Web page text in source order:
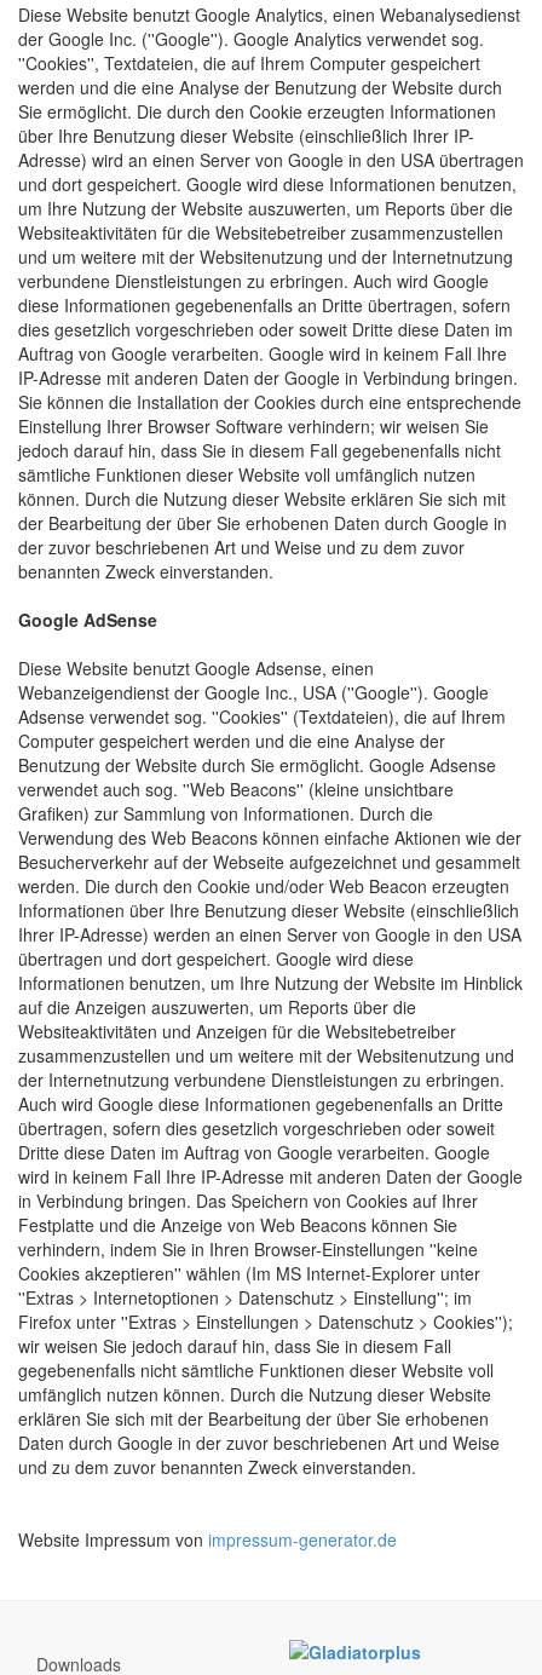
Diese Website benutzt Google Analytics, einen Webanalysedienst
der Google Inc. (''Google''). Google Analytics verwendet sog.
''Cookies'', Textdateien, die auf Ihrem Computer gespeichert
werden und die eine Analyse der Benutzung der Website durch
Sie ermöglicht. Die durch den Cookie erzeugten Informationen
über Ihre Benutzung dieser Website (einschließlich Ihrer IP-
Adresse) wird an einen Server von Google in den USA übertragen
und dort gespeichert. Google wird diese Informationen benutzen,
um Ihre Nutzung der Website auszuwerten, um Reports über die
Websiteaktivitäten für die Websitebetreiber zusammenzustellen
und um weitere mit der Websitenutzung und der Internetnutzung
verbundene Dienstleistungen zu erbringen. Auch wird Google
diese Informationen gegebenenfalls an Dritte übertragen, sofern
dies gesetzlich vorgeschrieben oder soweit Dritte diese Daten im
Auftrag von Google verarbeiten. Google wird in keinem Fall Ihre
IP-Adresse mit anderen Daten der Google in Verbindung bringen.
Sie können die Installation der Cookies durch eine entsprechende
Einstellung Ihrer Browser Software verhindern; wir weisen Sie
jedoch darauf hin, dass Sie in diesem Fall gegebenenfalls nicht
sämtliche Funktionen dieser Website voll umfänglich nutzen
können. Durch die Nutzung dieser Website erklären Sie sich mit
der Bearbeitung der über Sie erhobenen Daten durch Google in
der zuvor beschriebenen Art und Weise und zu dem zuvor
benannten Zweck einverstanden.
Google AdSense
Diese Website benutzt Google Adsense, einen
Webanzeigendienst der Google Inc., USA (''Google''). Google
Adsense verwendet sog. ''Cookies'' (Textdateien), die auf Ihrem
Computer gespeichert werden und die eine Analyse der
Benutzung der Website durch Sie ermöglicht. Google Adsense
verwendet auch sog. ''Web Beacons'' (kleine unsichtbare
Grafiken) zur Sammlung von Informationen. Durch die
Verwendung des Web Beacons können einfache Aktionen wie der
Besucherverkehr auf der Webseite aufgezeichnet und gesammelt
werden. Die durch den Cookie und/oder Web Beacon erzeugten
Informationen über Ihre Benutzung dieser Website (einschließlich
Ihrer IP-Adresse) werden an einen Server von Google in den USA
übertragen und dort gespeichert. Google wird diese
Informationen benutzen, um Ihre Nutzung der Website im Hinblick
auf die Anzeigen auszuwerten, um Reports über die
Websiteaktivitäten und Anzeigen für die Websitebetreiber
zusammenzustellen und um weitere mit der Websitenutzung und
der Internetnutzung verbundene Dienstleistungen zu erbringen.
Auch wird Google diese Informationen gegebenenfalls an Dritte
übertragen, sofern dies gesetzlich vorgeschrieben oder soweit
Dritte diese Daten im Auftrag von Google verarbeiten. Google
wird in keinem Fall Ihre IP-Adresse mit anderen Daten der Google
in Verbindung bringen. Das Speichern von Cookies auf Ihrer
Festplatte und die Anzeige von Web Beacons können Sie
verhindern, indem Sie in Ihren Browser-Einstellungen ''keine
Cookies akzeptieren'' wählen (Im MS Internet-Explorer unter
''Extras > Internetoptionen > Datenschutz > Einstellung''; im
Firefox unter ''Extras > Einstellungen > Datenschutz > Cookies'');
wir weisen Sie jedoch darauf hin, dass Sie in diesem Fall
gegebenenfalls nicht sämtliche Funktionen dieser Website voll
umfänglich nutzen können. Durch die Nutzung dieser Website
erklären Sie sich mit der Bearbeitung der über Sie erhobenen
Daten durch Google in der zuvor beschriebenen Art und Weise
und zu dem zuvor benannten Zweck einverstanden.
Website Impressum von impressum-generator.de
Downloads